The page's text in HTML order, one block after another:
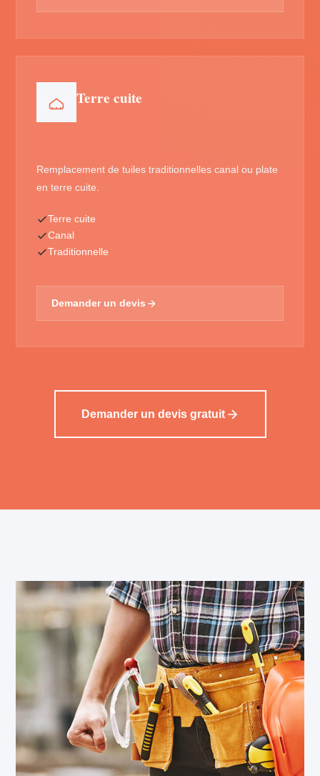
Terre cuite
Remplacement de tuiles traditionnelles canal ou plate
en terre cuite.
Terre cuite
Canal
Traditionnelle
Demander un devis
Demander un devis gratuit